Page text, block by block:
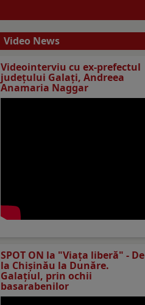
Video News
Videointerviu cu ex-prefectul
judeţului Galaţi, Andreea
Anamaria Naggar
SPOT ON la "Viaţa liberă" - De
la Chișinău la Dunăre.
Galațiul, prin ochii
basarabenilor